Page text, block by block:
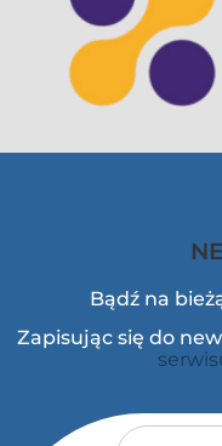
Bądź na
Zapisując się do
Adres e-